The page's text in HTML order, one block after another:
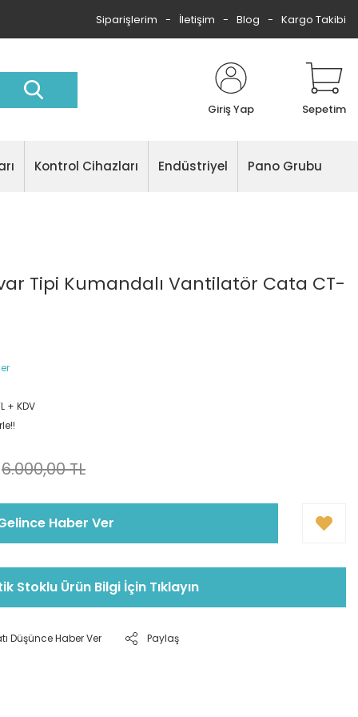
Siparişlerim İletişim Blog Kargo Takibi
Giriş Yap Sepetim
Kontrol Cihazları Endüstriyel Pano Grubu
Tipi Kumandalı Vantilatör Cata CT-
+ KDV
6.000,00 TL
Haber Ver
Stoklu Ürün Bilgi İçin Tıklayın
Düşünce Haber Ver Paylaş